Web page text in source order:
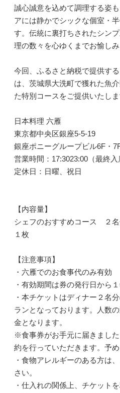
誠心誠意を込めて調理する姿
アには静かでシックな個室・
す。伝統に裏打ちされたシン
理の数々を心ゆくまでお愉しみ
今回、ふるさと納税で提供す
は、茨城県大洗町で獲れた魚
た特別コースをご提供いたしま
日本料理 六雁
東京都中央区銀座5-5-19
銀座ポニーグループビル6F・
営業時間：17:3023:00（最終入
定休日：日曜、祝日
【内容量】
シェフのおすすめコース ２名
１枚
【注意事項】
・六雁でのお食事代のみ有効
・有効期間は券の発行日から１
・本チケットはディナー２名
ランとなっております。人数
金となります。
※食事券がお手元に届きまし
約を行っていただきます。予め
・食物アレルギーのある方は
さい。
・仕入れの関係上、チケット